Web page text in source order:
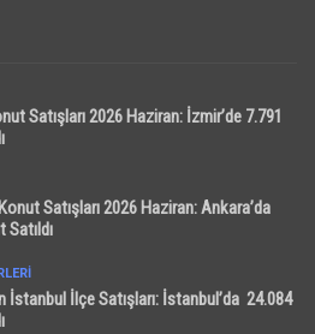
Satışları 2026 Haziran: İzmir’de 7.791
Satışları 2026 Haziran: Ankara’da
İstanbul İlçe Satışları: İstanbul’da 24.084